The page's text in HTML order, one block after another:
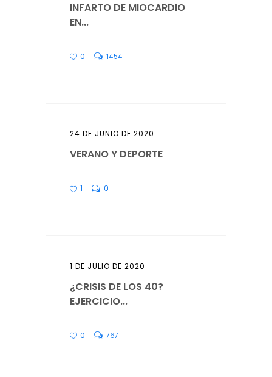
INFARTO DE MIOCARDIO
EN...
0 1454
24 DE JUNIO DE 2020
VERANO Y DEPORTE
1 0
1 DE JULIO DE 2020
¿CRISIS DE LOS 40?
EJERCICIO...
0 767